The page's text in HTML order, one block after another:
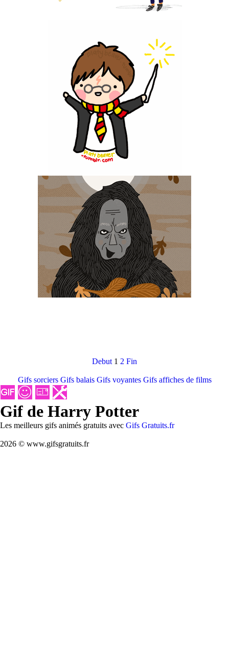
Debut 1 2 Fin
Gifs sorciers Gifs balais Gifs voyantes Gifs affiches de films
Gif de Harry Potter
Les meilleurs gifs animés gratuits avec Gifs Gratuits.fr
2026 © www.gifsgratuits.fr